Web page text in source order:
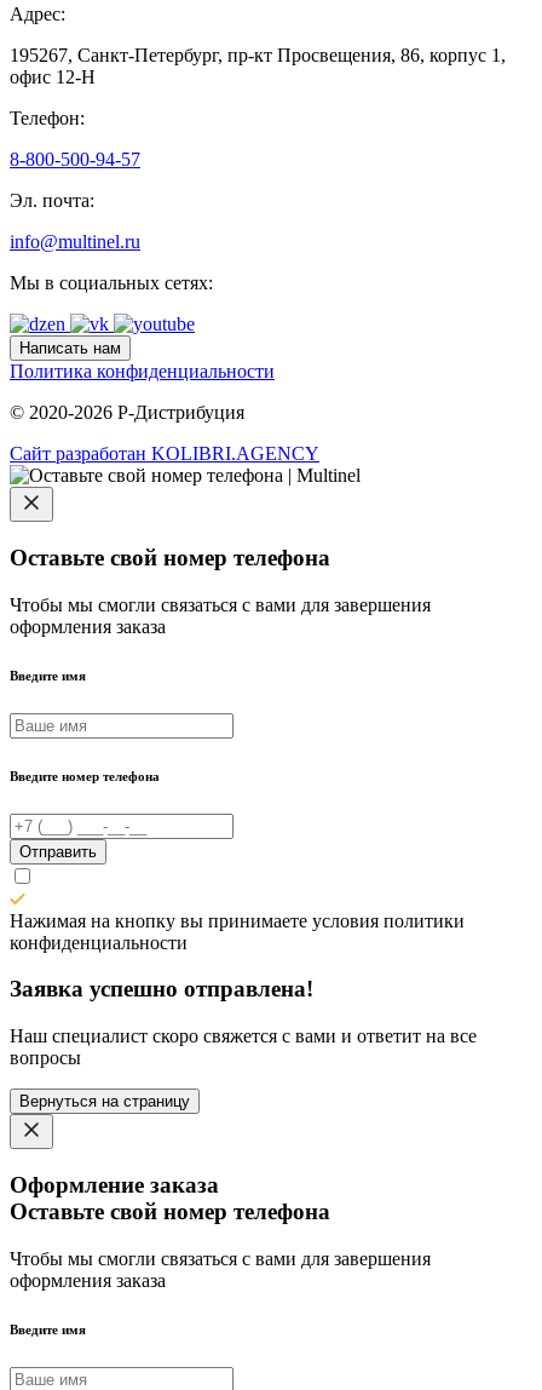
Адрес:
195267, Санкт-Петербург, пр-кт Просвещения, 86, корпус 1,
офис 12-Н
Телефон:
8-800-500-94-57
Эл. почта:
info@multinel.ru
Мы в социальных сетях:
Написать нам
Политика конфиденциальности
© 2020-2026 Р-Дистрибуция
Сайт разработан KOLIBRI.AGENCY
Оставьте свой номер телефона
Чтобы мы смогли связаться с вами для завершения
оформления заказа
Введите имя
Введите номер телефона
Отправить
Нажимая на кнопку вы принимаете условия политики
конфиденциальности
Заявка успешно отправлена!
Наш специалист скоро свяжется с вами и ответит на все
вопросы
Вернуться на страницу
Оформление заказа
Оставьте свой номер телефона
Чтобы мы смогли связаться с вами для завершения
оформления заказа
Введите имя